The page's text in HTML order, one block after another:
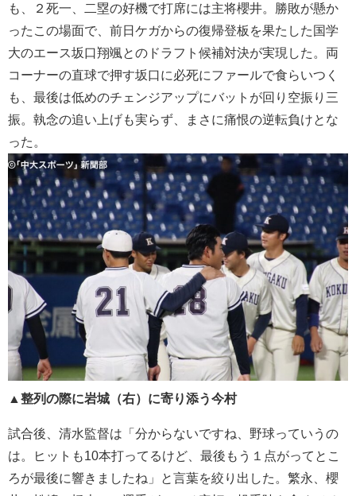
も、２死一、二塁の好機で打席には主将櫻井。勝敗が懸か
ったこの場面で、前日ケガからの復帰登板を果たした国学
大のエース坂口翔颯とのドラフト候補対決が実現した。両
コーナーの直球で押す坂口に必死にファールで食らいつく
も、最後は低めのチェンジアップにバットが回り空振り三
振。執念の追い上げも実らず、まさに痛恨の逆転負けとな
った。
▲整列の際に岩城（右）に寄り添う今村
試合後、清水監督は「分からないですね、野球っていうの
は。ヒットも10本打ってるけど、最後もう１点がってとこ
ろが最後に響きましたね」と言葉を絞り出した。繁永、櫻